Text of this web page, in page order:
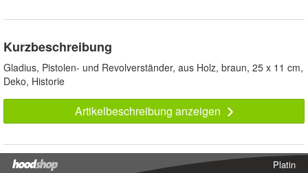
Kurzbeschreibung
Gladius, Pistolen- und Revolverständer, aus Holz, braun, 25 x 11 cm,
Deko, Historie
Artikelbeschreibung anzeigen
Platin